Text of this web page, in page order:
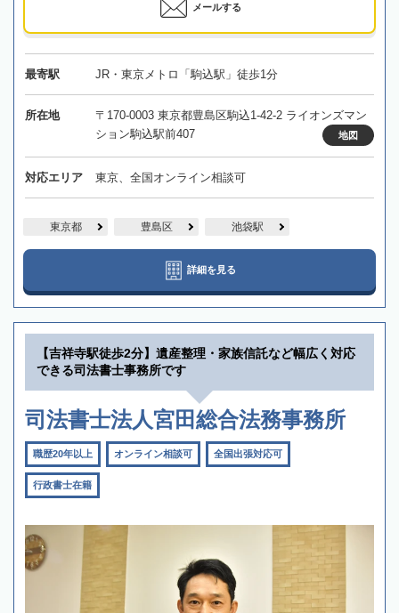
メールする
最寄駅 JR・東京メトロ「駒込駅」徒歩1分
所在地
〒170-0003 東京都豊島区駒込1-42-2 ライオンズマン
ション駒込駅前407
地図
対応エリア 東京、全国オンライン相談可
東京都 豊島区 池袋駅
詳細を見る
【吉祥寺駅徒歩2分】遺産整理・家族信託など幅広く対応
できる司法書士事務所です
司法書士法人宮田総合法務事務所
職歴20年以上 オンライン相談可 全国出張対応可
行政書士在籍